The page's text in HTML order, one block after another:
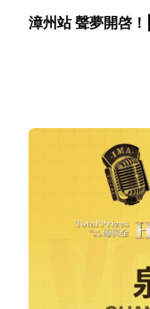
漳州站 聲夢開啓